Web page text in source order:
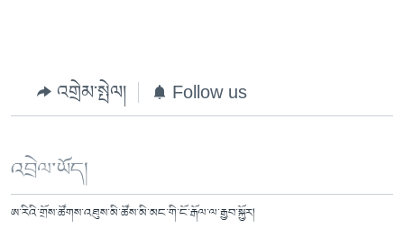
འགྲེམ་སྤེལ། Follow us
འབྲེལ་ཡོད།
ཨ་རིའི་གྲོས་ཚོགས་འཐུས་མི་ཚོས་མི་མང་གི་ངོ་རྒོལ་ལ་རྒྱབ་སྐྱོར།